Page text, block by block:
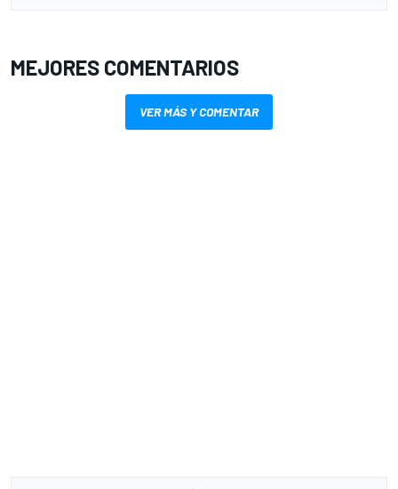
MEJORES COMENTARIOS
VER MÁS Y COMENTAR